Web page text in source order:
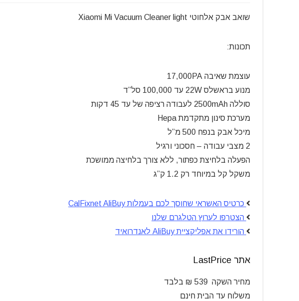
שואב אבק אלחוטי Xiaomi Mi Vacuum Cleaner light
תכונות:
עוצמת שאיבה 17,000PA
מנוע בראשלס 22W עד 100,000 סל”ד
סוללה 2500mAh לעבודה רציפה של עד 45 דקות
מערכת סינון מתקדמת Hepa
מיכל אבק בנפח 500 מ”ל
2 מצבי עבודה – חסכוני ורגיל
הפעלה בלחיצת כפתור, ללא צורך בלחיצה ממושכת
משקל קל במיוחד רק 1.2 ק”ג
כרטיס האשראי שחוסך לכם בעמלות CalFixnet AliBuy
הצטרפו לערוץ הטלגרם שלנו
הורידו את אפליקציית AliBuy לאנדרואיד
אתר LastPrice
מחיר השקה 539 ₪ בלבד
משלוח עד הבית חינם